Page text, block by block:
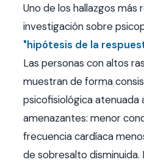
Uno de los hallazgos más
investigación sobre
"hipótesis de la
Las personas con altos
muestran de forma
psicofisiológica atenuada
amenazantes: menor
frecuencia cardíaca
de sobresalto disminuida.